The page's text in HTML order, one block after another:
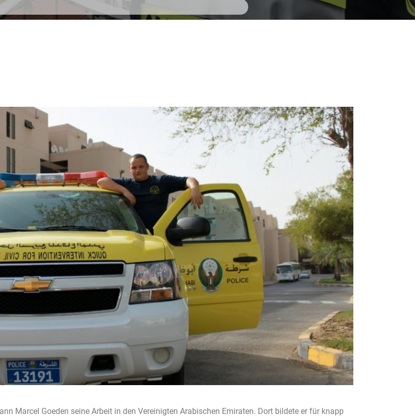
Marcel Goeden seine Arbeit in den Vereinigten Arabischen Emiraten. Dort bildete er für knapp